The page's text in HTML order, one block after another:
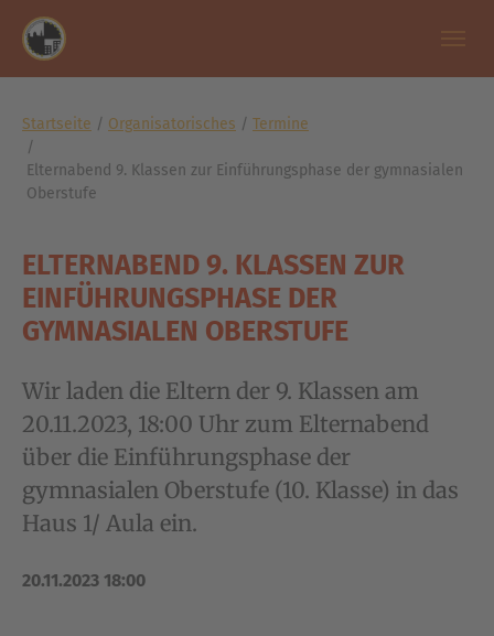
Zum Hauptinhalt springen
Skip to page footer
Sie sind hier:
Startseite Organisatorisches Termine
Elternabend 9. Klassen zur Einführungsphase der gymnasialen
Oberstufe
ELTERNABEND 9. KLASSEN ZUR
EINFÜHRUNGSPHASE DER
GYMNASIALEN OBERSTUFE
Wir laden die Eltern der 9. Klassen am
20.11.2023, 18:00 Uhr zum Elternabend
über die Einführungsphase der
gymnasialen Oberstufe (10. Klasse) in das
Haus 1/ Aula ein.
20.11.2023 18:00